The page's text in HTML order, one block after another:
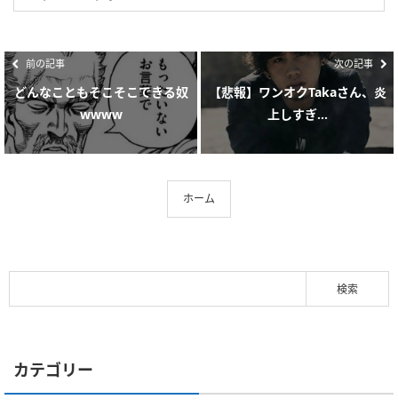
前の記事
どんなこともそこそこできる奴
wwww
次の記事
【悲報】ワンオクTakaさん、炎
上しすぎ...
ホーム
カテゴリー